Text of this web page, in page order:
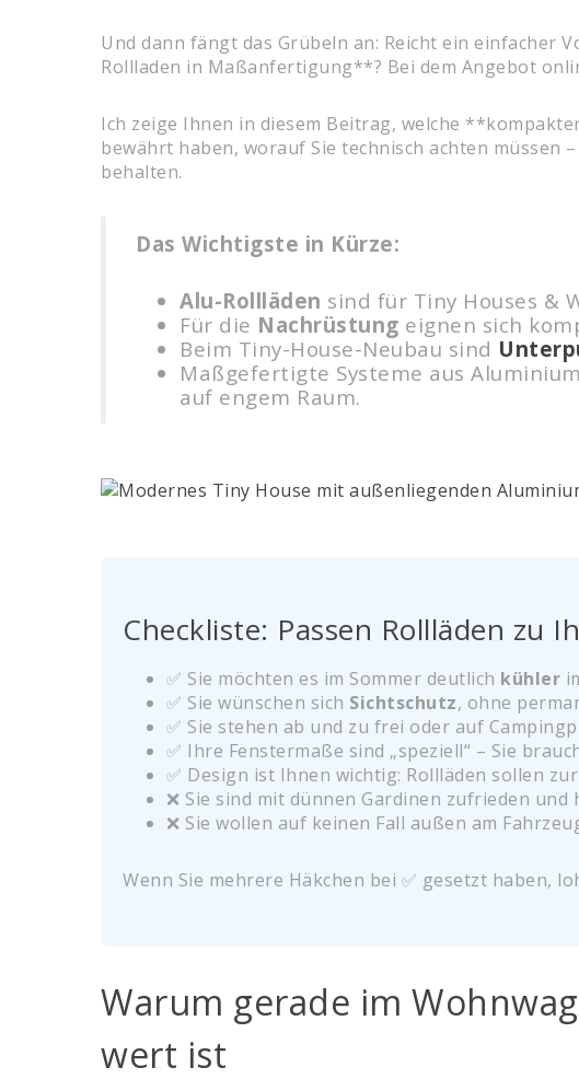
Und dann fängt das Grübeln an: Reicht ein einfacher
Rollladen in Maßanfertigung**? Bei dem Angebot
Ich zeige Ihnen in diesem Beitrag, welche
bewährt haben, worauf Sie technisch achten
behalten.
Das Wichtigste in Kürze:
Alu-Rollläden sind für Tiny Houses &
Für die Nachrüstung eignen sich
Beim Tiny-House-Neubau sind
Maßgefertigte Systeme aus
auf engem Raum.
Checkliste: Passen Rollläden zu
✅ Sie möchten es im Sommer deutlich kühler
✅ Sie wünschen sich Sichtschutz, ohne
✅ Sie stehen ab und zu frei oder auf
✅ Ihre Fenstermaße sind „speziell“ – Sie
✅ Design ist Ihnen wichtig: Rollläden sollen zur
❌ Sie sind mit dünnen Gardinen zufrieden
❌ Sie wollen auf keinen Fall außen am
Wenn Sie mehrere Häkchen bei ✅ gesetzt haben,
Warum gerade im
wert ist